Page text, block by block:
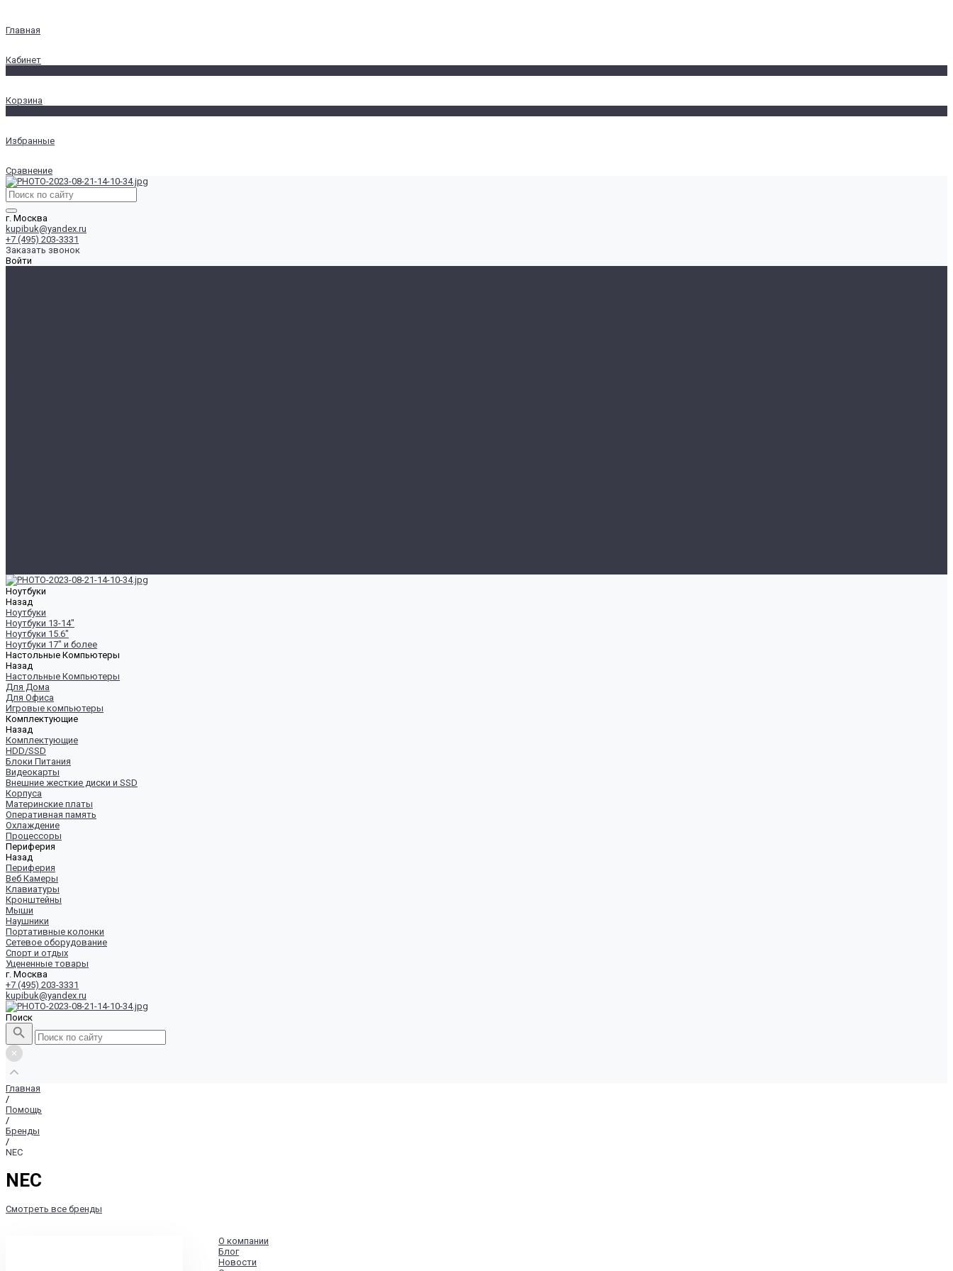
Главная
Кабинет
Корзина
Избранные
Сравнение
г. Москва
kupibuk@yandex.ru
+7 (495) 203-3331
Заказать звонок
Войти
Ноутбуки
Назад
Ноутбуки
Ноутбуки 13-14"
Ноутбуки 15.6"
Ноутбуки 17" и более
Настольные Компьютеры
Назад
Настольные Компьютеры
Для Дома
Для Офиса
Игровые компьютеры
Комплектующие
Назад
Комплектующие
HDD/SSD
Блоки Питания
Видеокарты
Внешние жесткие диски и SSD
Корпуса
Материнские платы
Оперативная память
Охлаждение
Процессоры
Периферия
Назад
Периферия
Веб Камеры
Клавиатуры
Кронштейны
Мыши
Наушники
Портативные колонки
Сетевое оборудование
Спорт и отдых
Уцененные товары
г. Москва
+7 (495) 203-3331
kupibuk@yandex.ru
Поиск
Главная
/
Помощь
/
Бренды
/
NEC
NEC
Смотреть все бренды
О компании
Блог
Новости